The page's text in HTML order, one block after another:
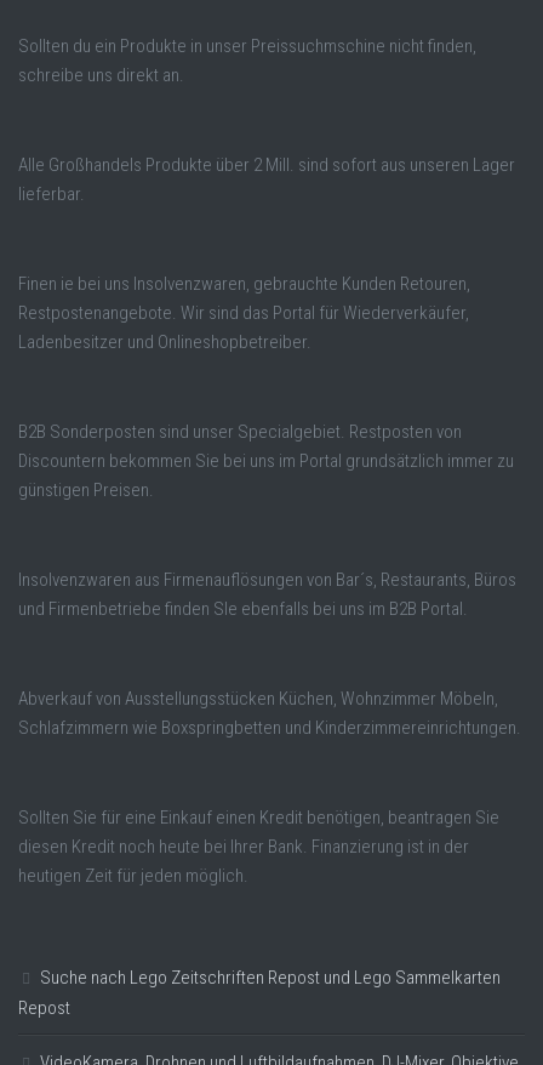
Sollten du ein Produkte in unser Preissuchmschine nicht finden,
schreibe uns direkt an.
Alle Großhandels Produkte über 2 Mill. sind sofort aus unseren Lager
lieferbar.
Finen ie bei uns Insolvenzwaren, gebrauchte Kunden Retouren,
Restpostenangebote. Wir sind das Portal für Wiederverkäufer,
Ladenbesitzer und Onlineshopbetreiber.
B2B Sonderposten sind unser Specialgebiet. Restposten von
Discountern bekommen Sie bei uns im Portal grundsätzlich immer zu
günstigen Preisen.
Insolvenzwaren aus Firmenauflösungen von Bar´s, Restaurants, Büros
und Firmenbetriebe finden SIe ebenfalls bei uns im B2B Portal.
Abverkauf von Ausstellungsstücken Küchen, Wohnzimmer Möbeln,
Schlafzimmern wie Boxspringbetten und Kinderzimmereinrichtungen.
Sollten Sie für eine Einkauf einen Kredit benötigen, beantragen Sie
diesen Kredit noch heute bei Ihrer Bank. Finanzierung ist in der
heutigen Zeit für jeden möglich.
Suche nach Lego Zeitschriften Repost und Lego Sammelkarten
Repost